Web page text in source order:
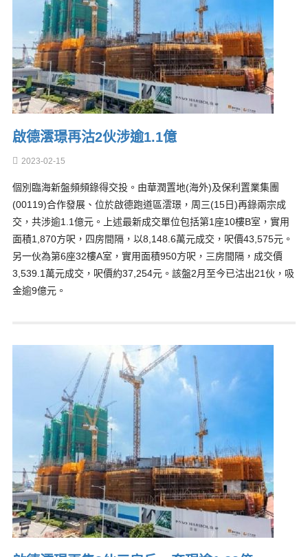
啟德澐璟再沽2伙涉逾1.1億
2023-02-15
個別臨海新盤頻頻錄得交投。由華潤置地(海外)及保利置業集團
(00119)合作發展、位於啟德跑道區澐璟，周三(15日)再錄兩宗成
交，共涉逾1.1億元。上述最新成交單位包括第1座10樓B室，實用
面積1,870方呎，四房間隔，以8,148.6萬元成交，呎價43,575元。
另一伙為第6座32樓A室，實用面積950方呎，三房間隔，成交價
3,539.1萬元成交，呎價約37,254元。該盤2月至今已沽出21伙，吸
金逾9億元。